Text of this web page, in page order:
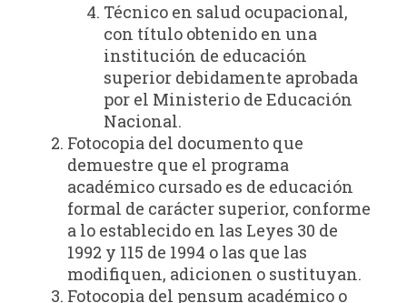
Técnico en salud ocupacional,
con título obtenido en una
institución de educación
superior debidamente aprobada
por el Ministerio de Educación
Nacional.
Fotocopia del documento que
demuestre que el programa
académico cursado es de educación
formal de carácter superior, conforme
a lo establecido en las Leyes 30 de
1992 y 115 de 1994 o las que las
modifiquen, adicionen o sustituyan.
Fotocopia del pensum académico o